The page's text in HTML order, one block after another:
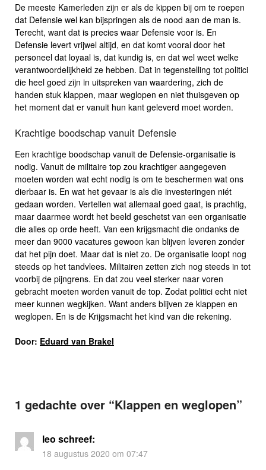
De meeste Kamerleden zijn er als de kippen bij om te roepen
dat Defensie wel kan bijspringen als de nood aan de man is.
Terecht, want dat is precies waar Defensie voor is. En
Defensie levert vrijwel altijd, en dat komt vooral door het
personeel dat loyaal is, dat kundig is, en dat wel weet welke
verantwoordelijkheid ze hebben. Dat in tegenstelling tot politici
die heel goed zijn in uitspreken van waardering, zich de
handen stuk klappen, maar weglopen en niet thuisgeven op
het moment dat er vanuit hun kant geleverd moet worden.
Krachtige boodschap vanuit Defensie
Een krachtige boodschap vanuit de Defensie-organisatie is
nodig. Vanuit de militaire top zou krachtiger aangegeven
moeten worden wat echt nodig is om te beschermen wat ons
dierbaar is. En wat het gevaar is als die investeringen niét
gedaan worden. Vertellen wat allemaal goed gaat, is prachtig,
maar daarmee wordt het beeld geschetst van een organisatie
die alles op orde heeft. Van een krijgsmacht die ondanks de
meer dan 9000 vacatures gewoon kan blijven leveren zonder
dat het pijn doet. Maar dat is niet zo. De organisatie loopt nog
steeds op het tandvlees. Militairen zetten zich nog steeds in tot
voorbij de pijngrens. En dat zou veel sterker naar voren
gebracht moeten worden vanuit de top. Zodat politici echt niet
meer kunnen wegkijken. Want anders blijven ze klappen en
weglopen. En is de Krijgsmacht het kind van die rekening.
Door: Eduard van Brakel
1 gedachte over “Klappen en weglopen”
leo schreef:
18 augustus 2020 om 07:47